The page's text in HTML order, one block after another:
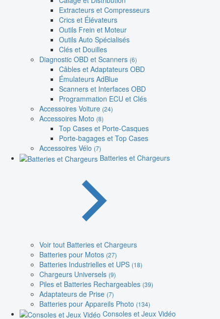
Extracteurs et Compresseurs
Crics et Élévateurs
Outils Frein et Moteur
Outils Auto Spécialisés
Clés et Douilles
Diagnostic OBD et Scanners (6)
Câbles et Adaptateurs OBD
Émulateurs AdBlue
Scanners et Interfaces OBD
Programmation ECU et Clés
Accessoires Voiture (24)
Accessoires Moto (8)
Top Cases et Porte-Casques
Porte-bagages et Top Cases
Accessoires Vélo (7)
Batteries et Chargeurs
Voir tout Batteries et Chargeurs
Batteries pour Motos (27)
Batteries Industrielles et UPS (18)
Chargeurs Universels (9)
Piles et Batteries Rechargeables (39)
Adaptateurs de Prise (7)
Batteries pour Appareils Photo (134)
Consoles et Jeux Vidéo